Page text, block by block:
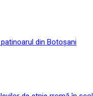
din Botoșani